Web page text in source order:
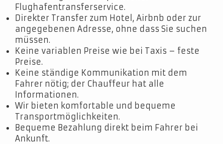
Flughafentransferservice.
Direkter Transfer zum Hotel, Airbnb oder zur
angegebenen Adresse, ohne dass Sie suchen
müssen.
Keine variablen Preise wie bei Taxis – feste
Preise.
Keine ständige Kommunikation mit dem
Fahrer nötig; der Chauffeur hat alle
Informationen.
Wir bieten komfortable und bequeme
Transportmöglichkeiten.
Bequeme Bezahlung direkt beim Fahrer bei
Ankunft.